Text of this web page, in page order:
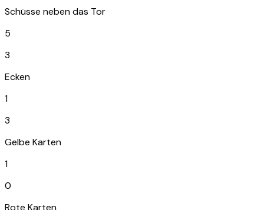
Schüsse neben das Tor
5
3
Ecken
1
3
Gelbe Karten
1
0